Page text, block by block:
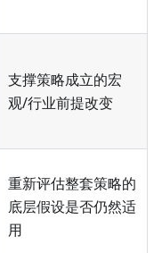
支撑策略成立的宏
观/行业前提改变
重新评估整套策略的
底层假设是否仍然适
用